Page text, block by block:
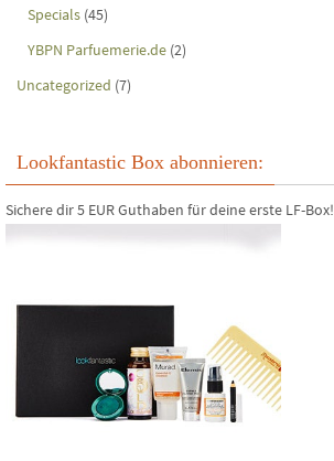
Specials (45)
YBPN Parfuemerie.de (2)
Uncategorized (7)
Lookfantastic Box abonnieren:
Sichere dir 5 EUR Guthaben für deine erste LF-Box!